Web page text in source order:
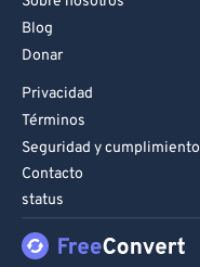
Blog
Donar
Privacidad
Términos
Seguridad y cumplimiento
Contacto
status